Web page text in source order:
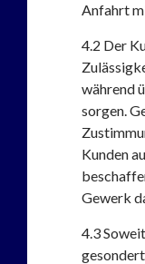
Anfahrt
4.2 Der
während
sorgen.
Kunden
Gewerk
4.3